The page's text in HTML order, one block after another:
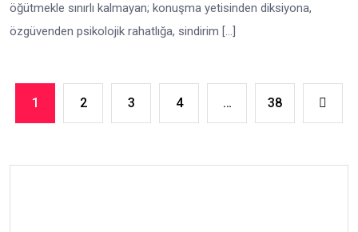
öğütmekle sınırlı kalmayan; konuşma yetisinden diksiyona,
özgüvenden psikolojik rahatlığa, sindirim […]
1 2 3 4 … 38